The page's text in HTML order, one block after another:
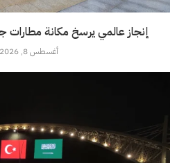
إنجاز عالمي يرسخ مكانة مطارات
أغسطس 8, 2026